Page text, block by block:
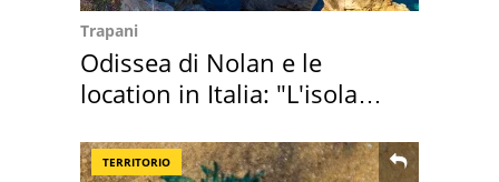
Trapani
Odissea di Nolan e le
location in Italia: "L'isola
TERRITORIO